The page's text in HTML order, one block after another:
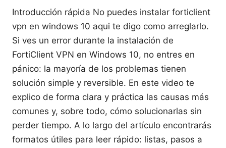
Introducción rápida No puedes instalar forticlient
vpn en windows 10 aqui te digo como arreglarlo.
Si ves un error durante la instalación de
FortiClient VPN en Windows 10, no entres en
pánico: la mayoría de los problemas tienen
solución simple y reversible. En este video te
explico de forma clara y práctica las causas más
comunes y, sobre todo, cómo solucionarlas sin
perder tiempo. A lo largo del artículo encontrarás
formatos útiles para leer rápido: listas, pasos a